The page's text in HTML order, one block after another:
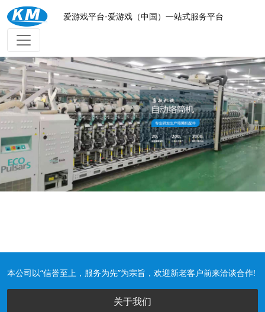
爱游戏平台
爱游戏平台-爱游戏（中国）一站式服务平台
本公司以“信誉至上，服务为先”为宗旨，欢迎新老客户前来洽谈合作!
关于我们